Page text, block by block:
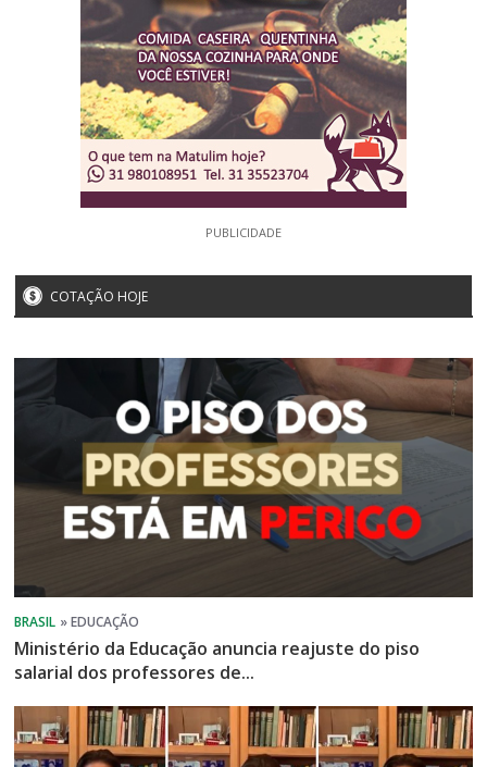
PUBLICIDADE
COTAÇÃO HOJE
Ministério da Educação anuncia reajuste do piso
salarial dos professores de...